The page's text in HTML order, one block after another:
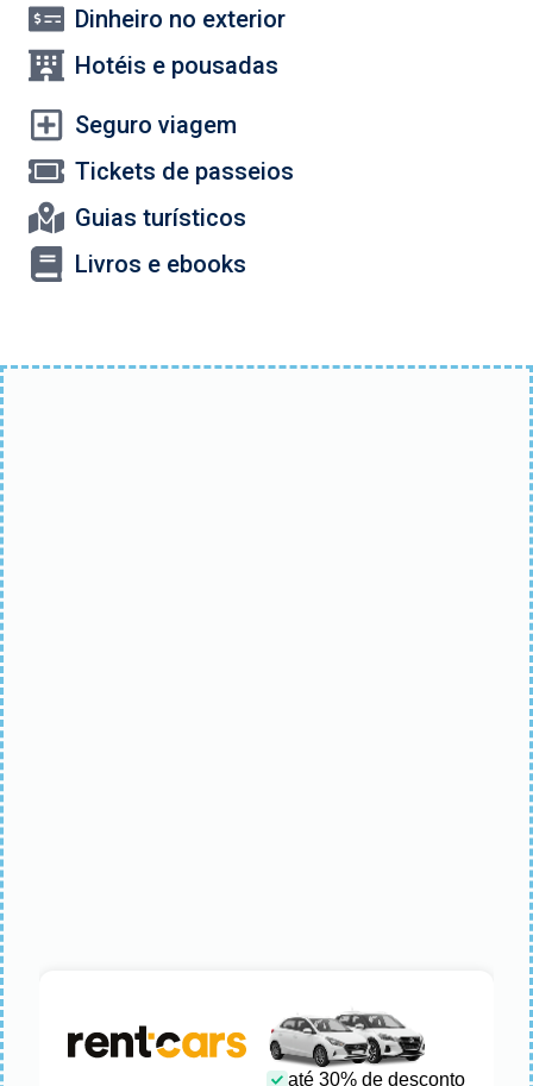
Dinheiro no exterior
Hotéis e pousadas
Seguro viagem
Tickets de passeios
Guias turísticos
Livros e ebooks